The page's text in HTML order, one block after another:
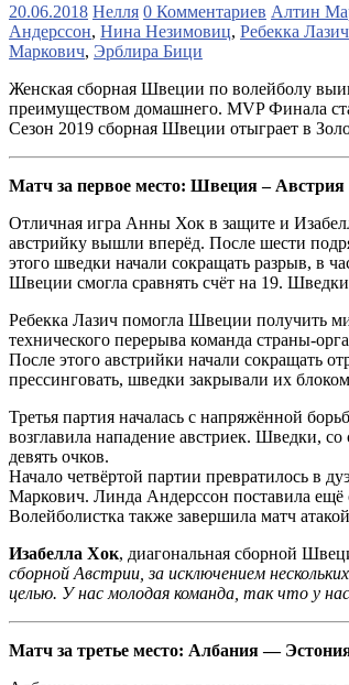
20.06.2018 Нелля 0 Комментариев Алтин
Андерссон, Нина Незимовиц, Ребекка Лазич
Маркович, Эрблира Бици
Женская сборная Швеции по волейболу
преимуществом домашнего. MVP Финала
Сезон 2019 сборная Швеции отыграет в
Матч за первое место: Швеция – Австрия
Отличная игра Анны Хок в защите и
австрийку вышли вперёд. После шести
этого шведки начали сокращать разрыв, в
Швеции смогла сравнять счёт на 19.
Ребекка Лазич помогла Швеции получить
технического перерыва команда страны-
После этого австрийки начали сокращать
прессинговать, шведки закрывали их
Третья партия началась с напряжённой
возглавила нападение австриек. Шведки,
девять очков.
Начало четвёртой партии превратилось в
Маркович. Линда Андерссон поставила
Волейболистка также завершила матч
Изабелла Хок, диагональная сборной
сборной Австрии, за исключением
целью. У нас молодая команда, так что у
Матч за третье место: Албания —